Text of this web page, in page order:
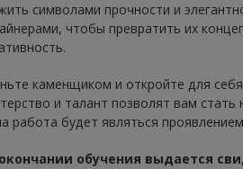
символами прочности и
чтобы превратить их
каменщиком и откройте для
и талант позволят вам
работа будет являться
обучения выдается